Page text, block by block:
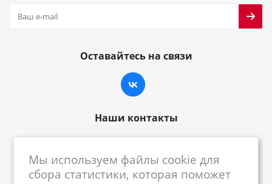
Оставайтесь на связи
Наши контакты
centrkkm@centrkkm.ru
Мы используем файлы cookie для
сбора статистики, которая поможет